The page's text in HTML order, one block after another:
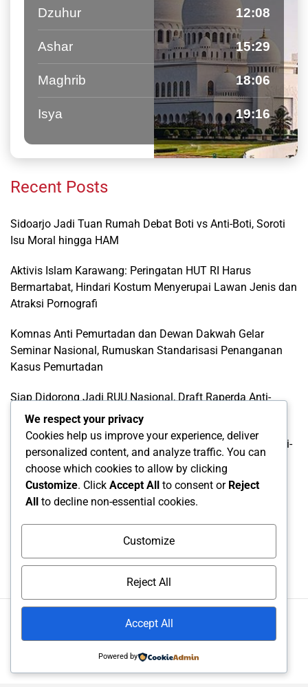
Dzuhur 12:08
Ashar 15:29
Maghrib 18:06
Isya 19:16
Recent Posts
Sidoarjo Jadi Tuan Rumah Debat Boti vs Anti-Boti, Soroti
Isu Moral hingga HAM
Aktivis Islam Karawang: Peringatan HUT RI Harus
Bermartabat, Hindari Kostum Menyerupai Lawan Jenis dan
Atraksi Pornografi
Komnas Anti Pemurtadan dan Dewan Dakwah Gelar
Seminar Nasional, Rumuskan Standarisasi Penanganan
Kasus Pemurtadan
Siap Didorong Jadi RUU Nasional, Draft Raperda Anti-
LGBTQ+ Karawang Diterima Ust. Roinul Balad
Wujud Kontribusi Karawang: Cetuskan Draft Raperda Anti-
L68TQ+ Hingga Tingkat Pusat
Categories
Theme NewsPanda designed by WPInterface
We respect your privacy
Cookies help us improve your experience, deliver
personalized content, and analyze traffic. You can
choose which cookies to allow by clicking
Customize. Click Accept All to consent or Reject
All to decline non-essential cookies.
Customize
Reject All
Accept All
Powered by